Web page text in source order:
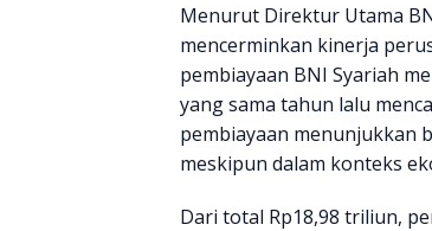
Menurut Direktur Utama
mencerminkan kinerja
pembiayaan BNI Syariah
yang sama tahun lalu
pembiayaan menunjukkan
meskipun dalam konteks
Dari total Rp18,98 triliun,